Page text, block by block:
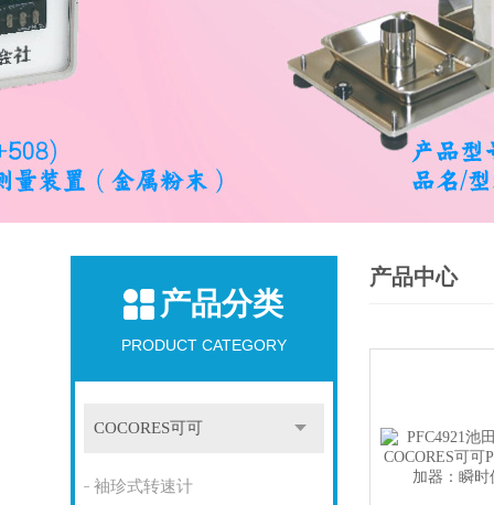
产品分类
PRODUCT CATEGORY
COCORES可可
袖珍式转速计
产品中心